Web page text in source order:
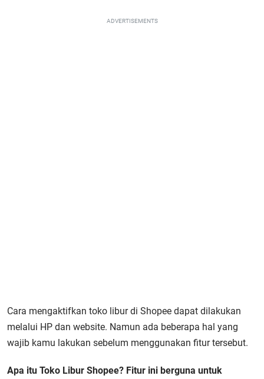
ADVERTISEMENTS
Cara mengaktifkan toko libur di Shopee dapat dilakukan
melalui HP dan website. Namun ada beberapa hal yang
wajib kamu lakukan sebelum menggunakan fitur tersebut.
Apa itu Toko Libur Shopee? Fitur ini berguna untuk